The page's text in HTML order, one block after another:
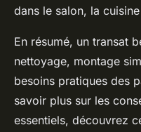
dans le salon, la
En résumé, un transat
nettoyage, montage
besoins pratiques des
savoir plus sur les
essentiels, découvrez